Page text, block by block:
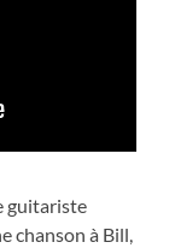
guitariste
chanson à Bill,